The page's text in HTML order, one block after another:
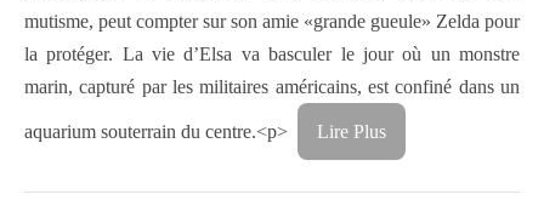
mutisme, peut compter sur son amie «grande gueule» Zelda pour
la protéger. La vie d’Elsa va basculer le jour où un monstre
marin, capturé par les militaires américains, est confiné dans un
aquarium souterrain du centre.<p> Lire Plus